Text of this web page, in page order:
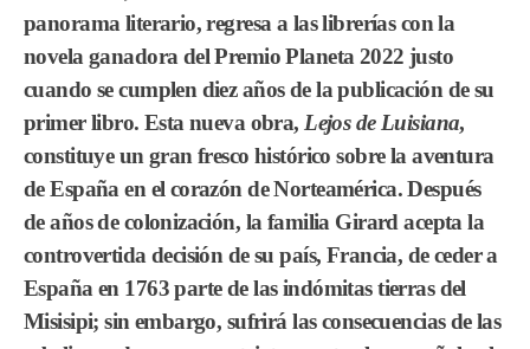
panorama literario, regresa a las librerías con la
novela ganadora del Premio Planeta 2022 justo
cuando se cumplen diez años de la publicación de su
primer libro. Esta nueva obra, Lejos de Luisiana,
constituye un gran fresco histórico sobre la aventura
de España en el corazón de Norteamérica. Después
de años de colonización, la familia Girard acepta la
controvertida decisión de su país, Francia, de ceder a
España en 1763 parte de las indómitas tierras del
Misisipi; sin embargo, sufrirá las consecuencias de las